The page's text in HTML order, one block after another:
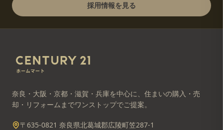
採用情報を見る
奈良・大阪・京都・滋賀・兵庫を中心に、住まいの購入・売
却・リフォームまでワンストップでご提案。
〒635-0821 奈良県北葛城郡広陵町笠287-1